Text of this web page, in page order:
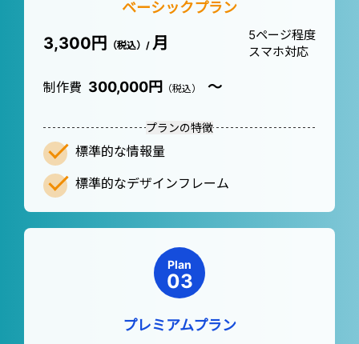
ベーシックプラン
3,300円 （税込）/ 月
5ページ程度
スマホ対応
制作費 300,000円 （税込） ～
プランの特徴
標準的な情報量
標準的なデザインフレーム
Plan
プレミアムプラン